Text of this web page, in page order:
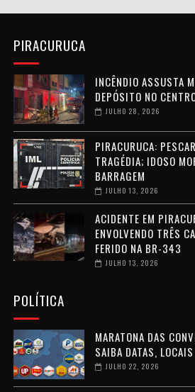
PIRACURUCA
INCÊNDIO ASSUSTA
DEPÓSITO NO
JULHO 28, 2026
PIRACURUCA:
TRAGÉDIA; IDOSO
BARRAGEM
JULHO 13, 2026
ACIDENTE EM
ENVOLVENDO TRÊS
FERIDO NA BR-343
JULHO 13, 2026
POLÍTICA
MARATONA DAS
SAIBA DATAS,
JULHO 22, 2026